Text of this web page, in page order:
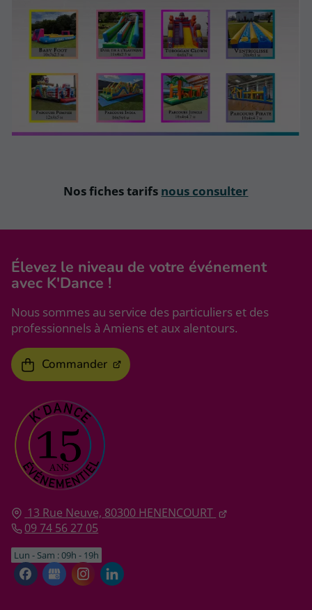
Nos fiches tarifs nous consulter
13 Rue Neuve, 80300 HENENCOURT
09 74 56 27 05
Lun - Sam : 09h - 19h
Élevez le niveau de votre événement
avec K'Dance !
Nous sommes au service des particuliers et des
professionnels à Amiens et aux alentours.
Commander